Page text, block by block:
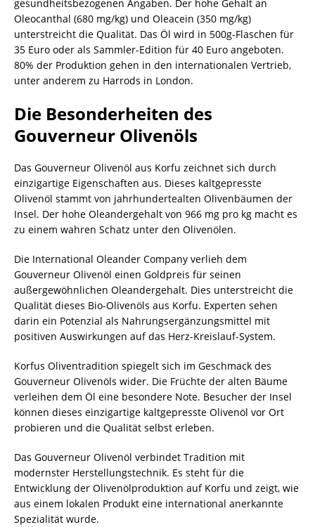
gesundheitsbezogenen Angaben. Der hohe Gehalt an
Oleocanthal (680 mg/kg) und Oleacein (350 mg/kg)
unterstreicht die Qualität. Das Öl wird in 500g-Flaschen für
35 Euro oder als Sammler-Edition für 40 Euro angeboten.
80% der Produktion gehen in den internationalen Vertrieb,
unter anderem zu Harrods in London.
Die Besonderheiten des
Gouverneur Olivenöls
Das Gouverneur Olivenöl aus Korfu zeichnet sich durch
einzigartige Eigenschaften aus. Dieses kaltgepresste
Olivenöl stammt von jahrhundertealten Olivenbäumen der
Insel. Der hohe Oleandergehalt von 966 mg pro kg macht es
zu einem wahren Schatz unter den Olivenölen.
Die International Oleander Company verlieh dem
Gouverneur Olivenöl einen Goldpreis für seinen
außergewöhnlichen Oleandergehalt. Dies unterstreicht die
Qualität dieses Bio-Olivenöls aus Korfu. Experten sehen
darin ein Potenzial als Nahrungsergänzungsmittel mit
positiven Auswirkungen auf das Herz-Kreislauf-System.
Korfus Oliventradition spiegelt sich im Geschmack des
Gouverneur Olivenöls wider. Die Früchte der alten Bäume
verleihen dem Öl eine besondere Note. Besucher der Insel
können dieses einzigartige kaltgepresste Olivenöl vor Ort
probieren und die Qualität selbst erleben.
Das Gouverneur Olivenöl verbindet Tradition mit
modernster Herstellungstechnik. Es steht für die
Entwicklung der Olivenölproduktion auf Korfu und zeigt, wie
aus einem lokalen Produkt eine international anerkannte
Spezialität wurde.